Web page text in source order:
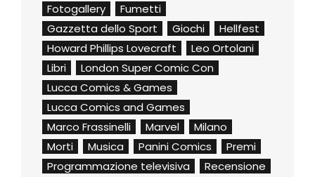
Fotogallery
Fumetti
Gazzetta dello Sport
Giochi
Hellfest
Howard Phillips Lovecraft
Leo Ortolani
Libri
London Super Comic Con
Lucca Comics & Games
Lucca Comics and Games
Marco Frassinelli
Marvel
Milano
Morti
Musica Panini Comics
Premi
Programmazione televisiva
Recensione